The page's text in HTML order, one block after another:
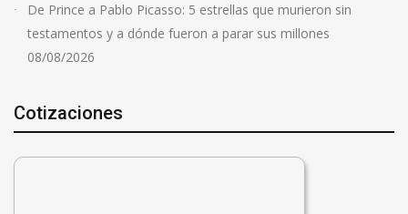
De Prince a Pablo Picasso: 5 estrellas que murieron sin
testamentos y a dónde fueron a parar sus millones
08/08/2026
Cotizaciones